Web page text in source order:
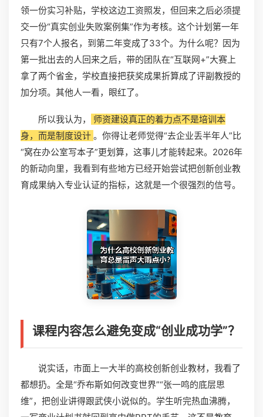
领一份实习补贴，学校这边工资照发，但回来之后必须提
交一份“真实创业失败案例集”作为考核。这个计划第一年
只有7个人报名，到第二年变成了33个。为什么呢？因为
第一批出去的人回来之后，带的团队在“互联网+”大赛上
拿了两个省金，学校直接把获奖成果折算成了评副教授的
加分项。其他人一看，眼红了。
所以我认为，
师资建设真正的着力点不是培训本
身，而是制度设计 。你得让老师觉得“去企业丢半年人”比
“窝在办公室写本子”更划算，这事儿才能转起来。2026年
的新动向里，我看到有些地方已经开始尝试把创新创业教
育成果纳入专业认证的指标，这就是一个很强烈的信号。
课程内容怎么避免变成“创业成功学”？
说实话，市面上一大半的高校创新创业教材，我看了
都想扔。全是“乔布斯如何改变世界”“张一鸣的底层思
维”，把创业讲得跟武侠小说似的。学生听完热血沸腾，